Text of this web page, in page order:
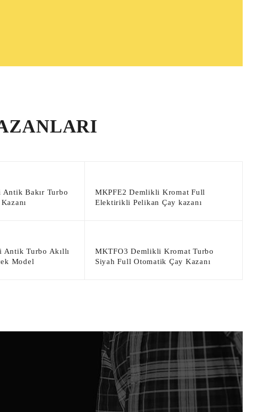
Bakır Turbo
MKPFE2 Demlikli Kromat Full
Elektirikli Pelikan Çay kazanı
Turbo Akıllı
Model
MKTFO3 Demlikli Kromat Turbo
Siyah Full Otomatik Çay Kazanı